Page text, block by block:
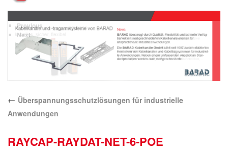
INDUSTRIEVERTRETUNG
UNSER TEAM
WIR ÜBER UNS
KARRIERE
PRODUKTE
APPLIKATIONEN
LÖSUNGEN
KONTAKT
Previous
Next
← Überspannungsschutzlösungen für industrielle
Anwendungen
RAYCAP-RAYDAT-NET-6-POE